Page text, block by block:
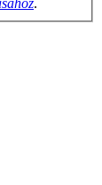
.